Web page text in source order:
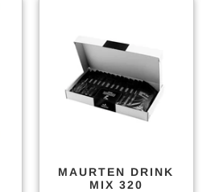
MAURTEN DRINK
MIX 320